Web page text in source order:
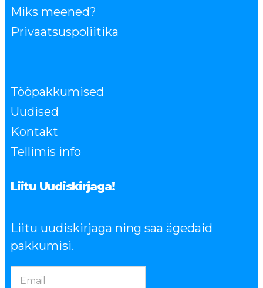
Miks meened?
Privaatsuspoliitika
Tööpakkumised
Uudised
Kontakt
Tellimis info
Liitu Uudiskirjaga!
Liitu uudiskirjaga ning saa ägedaid
pakkumisi.